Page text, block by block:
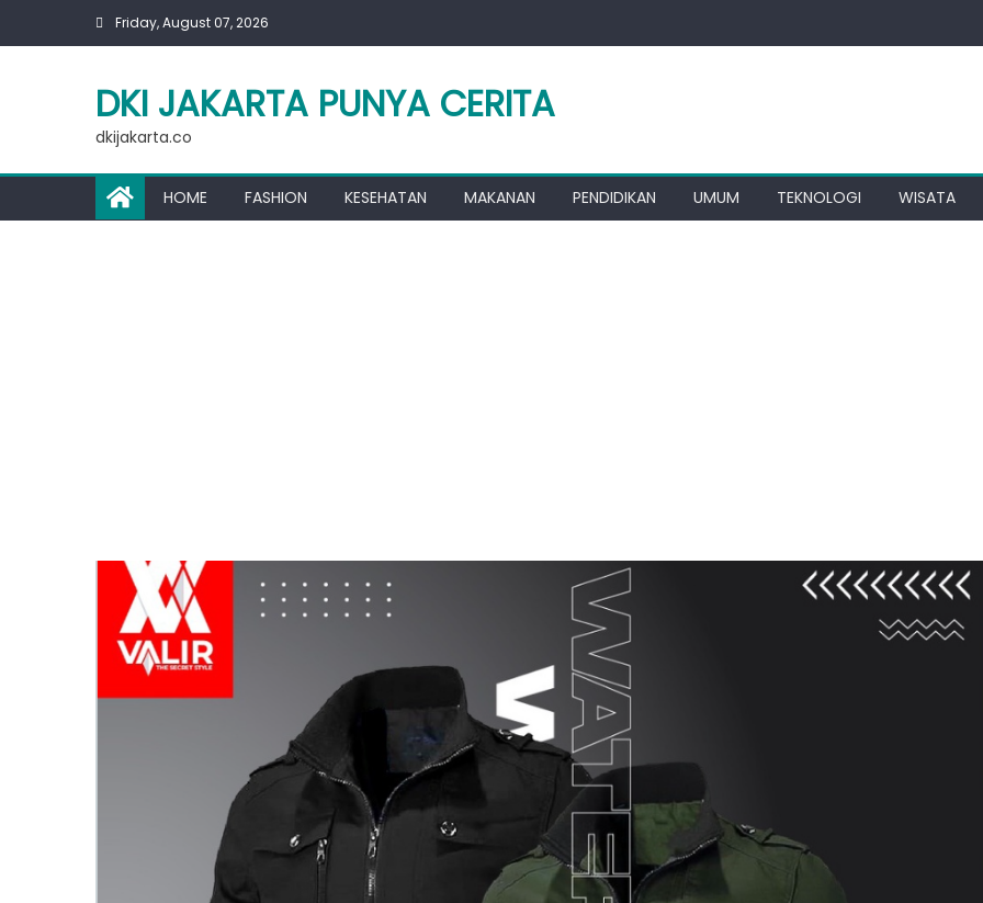
Friday, August 07, 2026
DKI JAKARTA PUNYA CERITA
dkijakarta.co
HOME FASHION KESEHATAN MAKANAN PENDIDIKAN UMUM TEKNOLOGI WISATA